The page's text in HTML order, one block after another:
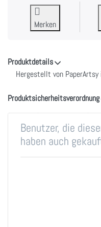
Merken
Produktdetails
Hergestellt von
Produktsicherheitsverordnung
Benutzer, die
haben auch